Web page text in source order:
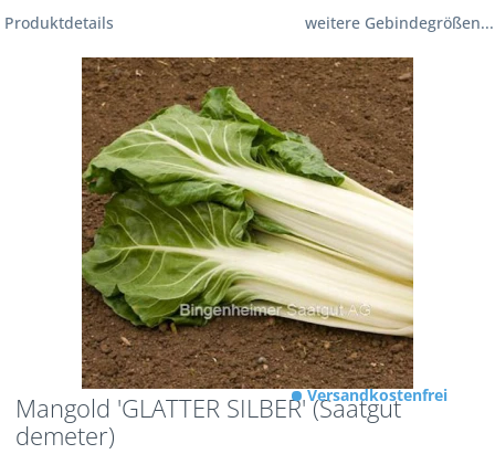
Produktdetails weitere Gebindegrößen...
Mangold 'GLATTER SILBER' (Saatgut
demeter)
Versandkostenfrei